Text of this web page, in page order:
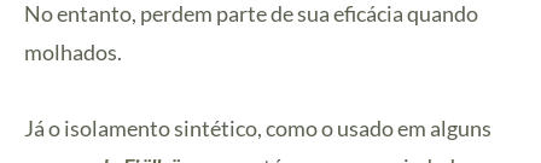
No entanto, perdem parte de sua eficácia quando
molhados.
Já o isolamento sintético, como o usado em alguns